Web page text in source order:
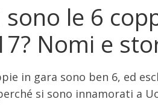
sono le 6
Nomi e
in gara sono ben 6, ed
si sono innamorati a